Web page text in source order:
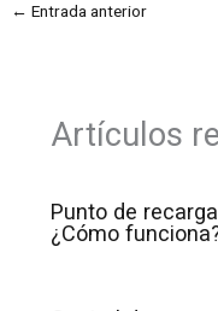
← Entrada anterior
Artículos
Punto de
¿Cómo